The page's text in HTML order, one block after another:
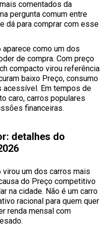
comentados da
pergunta comum entre
dá para comprar com esse
aparece como um dos
de compra. Com preço
compacto virou referência
baixo Preço, consumo
acessível. Em tempos de
caro, carros populares
financeiras.
detalhes do
virou um dos carros mais
do Preço competitivo
na cidade. Não é um carro
racional para quem quer
renda mensal com